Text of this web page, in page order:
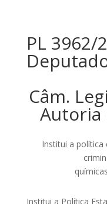
PL 3962/
Câm.
Autoria
Institui a política
Institui a Política